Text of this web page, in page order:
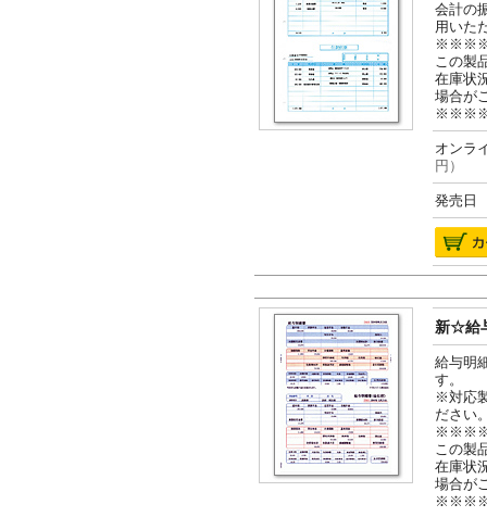
会計の
用いた
この製
在庫状
場合が
オン
円）
発売日
新☆給
給与明
す。
※対応
ださい
この製
在庫状
場合が